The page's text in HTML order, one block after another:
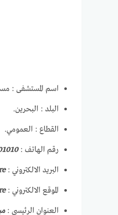
اسم المستشفى :
البلد : البحرين.
القطاع : العمومي.
رقم الهاتف :
البريد الالكتروني :
الموقع الالكتروني :
العنوان الرئيسي :مبنى 1 عند